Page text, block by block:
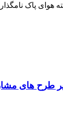
پاک
سایر طرح